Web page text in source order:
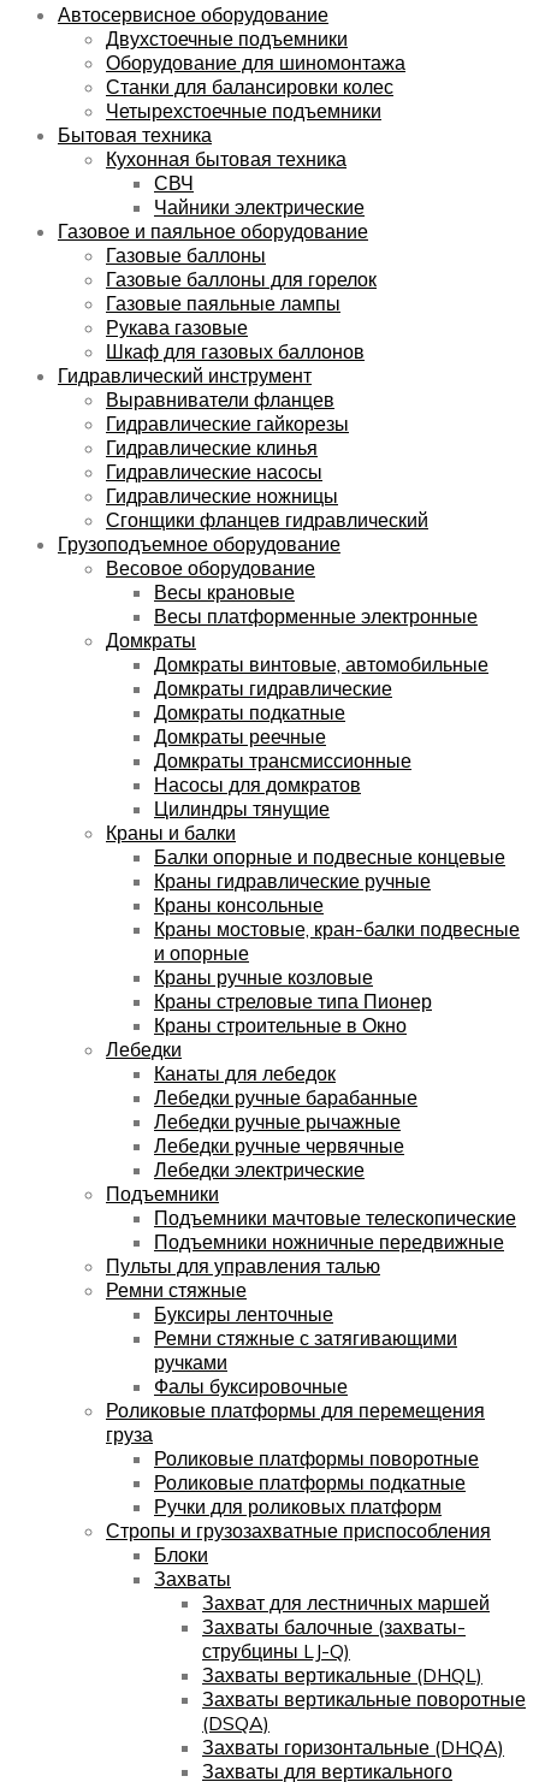
Автосервисное оборудование
Двухстоечные подъемники
Оборудование для шиномонтажа
Станки для балансировки колес
Четырехстоечные подъемники
Бытовая техника
Кухонная бытовая техника
СВЧ
Чайники электрические
Газовое и паяльное оборудование
Газовые баллоны
Газовые баллоны для горелок
Газовые паяльные лампы
Рукава газовые
Шкаф для газовых баллонов
Гидравлический инструмент
Выравниватели фланцев
Гидравлические гайкорезы
Гидравлические клинья
Гидравлические насосы
Гидравлические ножницы
Сгонщики фланцев гидравлический
Грузоподъемное оборудование
Весовое оборудование
Весы крановые
Весы платформенные электронные
Домкраты
Домкраты винтовые, автомобильные
Домкраты гидравлические
Домкраты подкатные
Домкраты реечные
Домкраты трансмиссионные
Насосы для домкратов
Цилиндры тянущие
Краны и балки
Балки опорные и подвесные концевые
Краны гидравлические ручные
Краны консольные
Краны мостовые, кран-балки подвесные
и опорные
Краны ручные козловые
Краны стреловые типа Пионер
Краны строительные в Окно
Лебедки
Канаты для лебедок
Лебедки ручные барабанные
Лебедки ручные рычажные
Лебедки ручные червячные
Лебедки электрические
Подъемники
Подъемники мачтовые телескопические
Подъемники ножничные передвижные
Пульты для управления талью
Ремни стяжные
Буксиры ленточные
Ремни стяжные с затягивающими
ручками
Фалы буксировочные
Роликовые платформы для перемещения
груза
Роликовые платформы поворотные
Роликовые платформы подкатные
Ручки для роликовых платформ
Стропы и грузозахватные приспособления
Блоки
Захваты
Захват для лестничных маршей
Захваты балочные (захваты-
струбцины LJ-Q)
Захваты вертикальные (DHQL)
Захваты вертикальные поворотные
(DSQA)
Захваты горизонтальные (DHQA)
Захваты для вертикального